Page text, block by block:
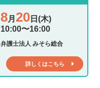
8月 20日(木)
10:00〜16:00
弁護士法人 みそら総合
詳しくはこちら